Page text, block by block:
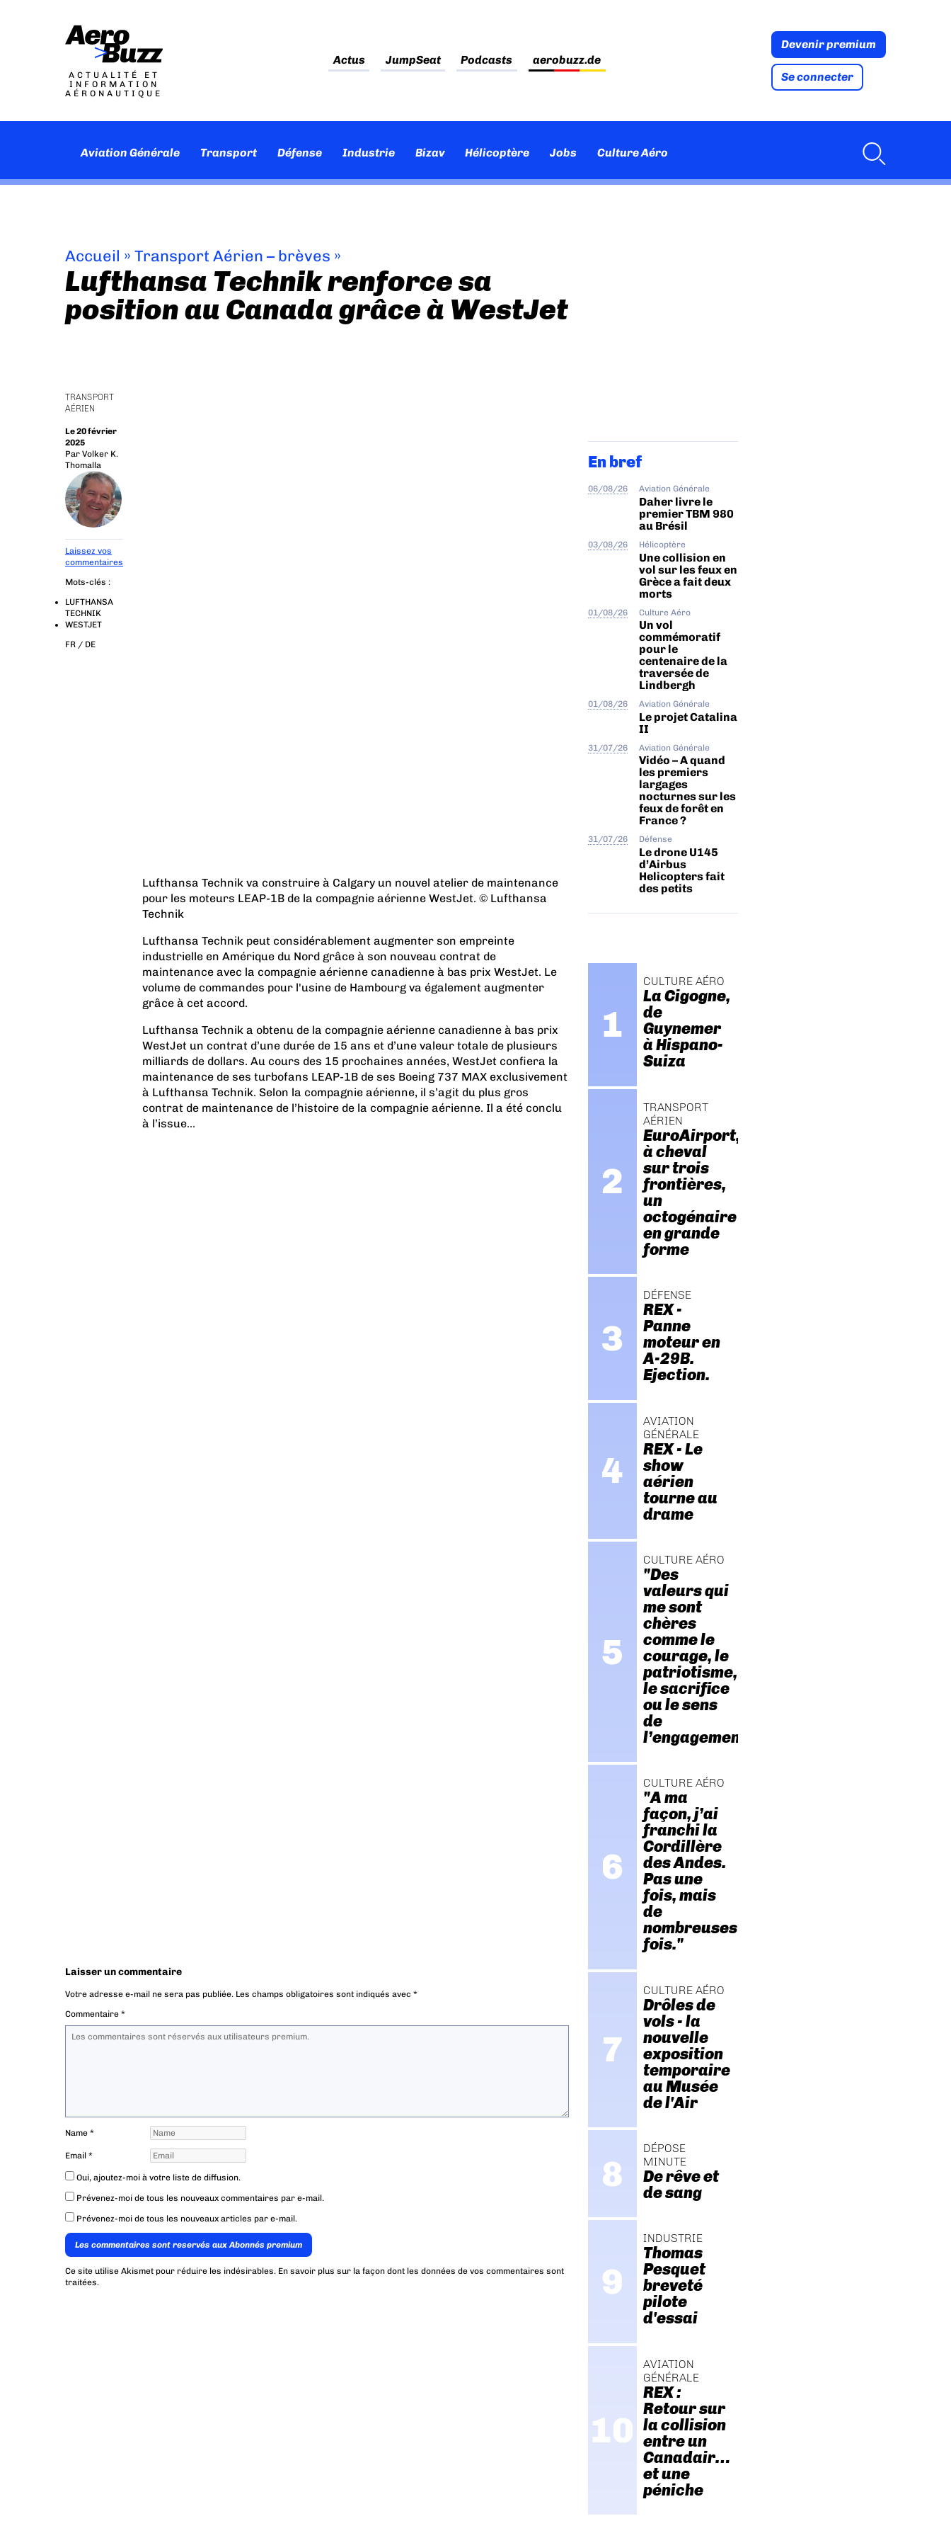
ACTUALITÉ ET
INFORMATION
AÉRONAUTIQUE
Actus JumpSeat Podcasts aerobuzz.de
Devenir premium
Se connecter
Aviation Générale Transport Défense Industrie Bizav Hélicoptère Jobs Culture Aéro
Accueil » Transport Aérien – brèves »
Lufthansa Technik renforce sa
position au Canada grâce à WestJet
TRANSPORT
AÉRIEN
Le 20 février
2025
Par Volker K.
Thomalla
Laissez vos
commentaires
Mots-clés :
LUFTHANSA
TECHNIK
WESTJET
FR / DE
Lufthansa Technik va construire à Calgary un nouvel atelier de maintenance
pour les moteurs LEAP-1B de la compagnie aérienne WestJet. © Lufthansa
Technik
Lufthansa Technik peut considérablement augmenter son empreinte
industrielle en Amérique du Nord grâce à son nouveau contrat de
maintenance avec la compagnie aérienne canadienne à bas prix WestJet. Le
volume de commandes pour l'usine de Hambourg va également augmenter
grâce à cet accord.
Lufthansa Technik a obtenu de la compagnie aérienne canadienne à bas prix
WestJet un contrat d’une durée de 15 ans et d’une valeur totale de plusieurs
milliards de dollars. Au cours des 15 prochaines années, WestJet confiera la
maintenance de ses turbofans LEAP-1B de ses Boeing 737 MAX exclusivement
à Lufthansa Technik. Selon la compagnie aérienne, il s’agit du plus gros
contrat de maintenance de l’histoire de la compagnie aérienne. Il a été conclu
à l’issue...
Laisser un commentaire
Votre adresse e-mail ne sera pas publiée. Les champs obligatoires sont indiqués avec *
Commentaire *
Name *
Email *
Oui, ajoutez-moi à votre liste de diffusion.
Prévenez-moi de tous les nouveaux commentaires par e-mail.
Prévenez-moi de tous les nouveaux articles par e-mail.
Les commentaires sont reservés aux Abonnés premium
Ce site utilise Akismet pour réduire les indésirables. En savoir plus sur la façon dont les données de vos commentaires sont
traitées.
En bref
06/08/26 Aviation Générale
Daher livre le
premier TBM 980
au Brésil
03/08/26 Hélicoptère
Une collision en
vol sur les feux en
Grèce a fait deux
morts
01/08/26 Culture Aéro
Un vol
commémoratif
pour le
centenaire de la
traversée de
Lindbergh
01/08/26 Aviation Générale
Le projet Catalina
II
31/07/26 Aviation Générale
Vidéo – A quand
les premiers
largages
nocturnes sur les
feux de forêt en
France ?
31/07/26 Défense
Le drone U145
d’Airbus
Helicopters fait
des petits
CULTURE AÉRO
La Cigogne,
de
Guynemer
à Hispano-
Suiza
TRANSPORT
AÉRIEN
EuroAirport,
à cheval
sur trois
frontières,
un
octogénaire
en grande
forme
DÉFENSE
REX -
Panne
moteur en
A-29B.
Ejection.
AVIATION
GÉNÉRALE
REX - Le
show
aérien
tourne au
drame
CULTURE AÉRO
"Des
valeurs qui
me sont
chères
comme le
courage, le
patriotisme,
le sacrifice
ou le sens
de
l’engagement."
CULTURE AÉRO
"A ma
façon, j’ai
franchi la
Cordillère
des Andes.
Pas une
fois, mais
de
nombreuses
fois."
CULTURE AÉRO
Drôles de
vols - la
nouvelle
exposition
temporaire
au Musée
de l'Air
DÉPOSE
MINUTE
De rêve et
de sang
INDUSTRIE
Thomas
Pesquet
breveté
pilote
d'essai
AVIATION
GÉNÉRALE
REX :
Retour sur
la collision
entre un
Canadair…
et une
péniche